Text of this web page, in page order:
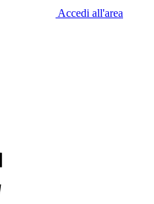
Accedi all'area